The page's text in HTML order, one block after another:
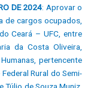
DE 2024: Aprovar o
de cargos ocupados,
Ceará – UFC, entre
da Costa Oliveira,
pertencente
Rural do Semi-